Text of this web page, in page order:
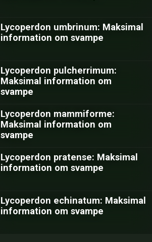
Lycoperdon umbrinum: Maksimal
information om svampe
Lycoperdon pulcherrimum:
Maksimal information om
svampe
Lycoperdon mammiforme:
Maksimal information om
svampe
Lycoperdon pratense: Maksimal
information om svampe
Lycoperdon echinatum: Maksimal
information om svampe